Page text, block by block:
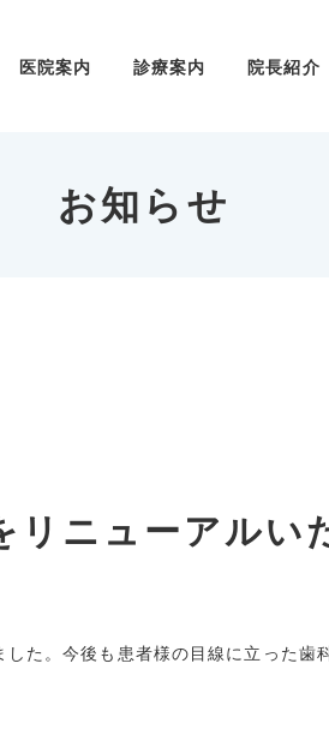
医院案内 診療案内 院長紹介
お知らせ
リニューアルい
た。今後も患者様の目線に立った歯